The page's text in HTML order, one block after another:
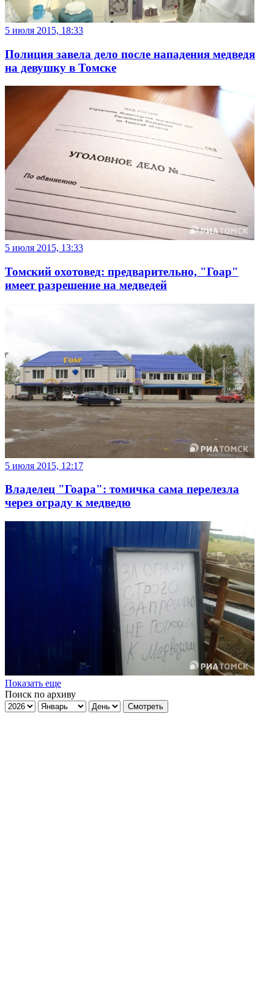
5 июля 2015, 18:33
Полиция завела дело после нападения медведя
на девушку в Томске
5 июля 2015, 13:33
Томский охотовед: предварительно, "Гоар"
имеет разрешение на медведей
5 июля 2015, 12:17
Владелец "Гоара": томичка сама перелезла
через ограду к медведю
Показать еще
Поиск по архиву
Смотреть